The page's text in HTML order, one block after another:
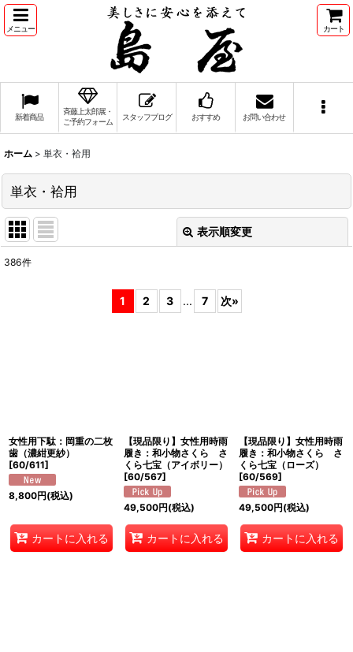
メニュー カート
新着商品
斉藤上太郎展・
ご予約フォーム
スタッフブログ おすすめ お問い合わせ
ホーム > 単衣・袷用
単衣・袷用
表示順変更
386件
1 2 3 ... 7 次»
女性用下駄：岡重の二枚
歯（濃紺更紗）
[60/611]
8,800円(税込)
カートに入れる
【現品限り】女性用時雨
履き：和小物さくら さ
くら七宝（アイボリー）
[60/567]
49,500円(税込)
カートに入れる
【現品限り】女性用時雨
履き：和小物さくら さ
くら七宝（ローズ）
[60/569]
49,500円(税込)
カートに入れる